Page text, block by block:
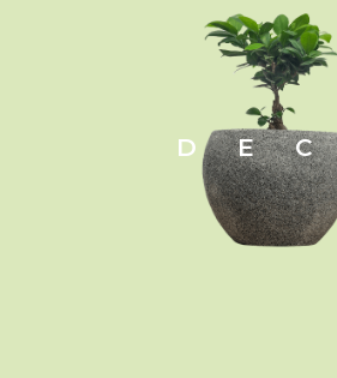
Αναπτύσσεται σε
ήπιο χειμώνα.
Φυτεύεται σε